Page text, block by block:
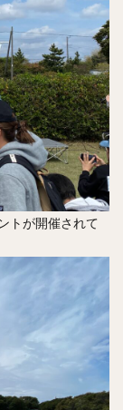
トが開催されて